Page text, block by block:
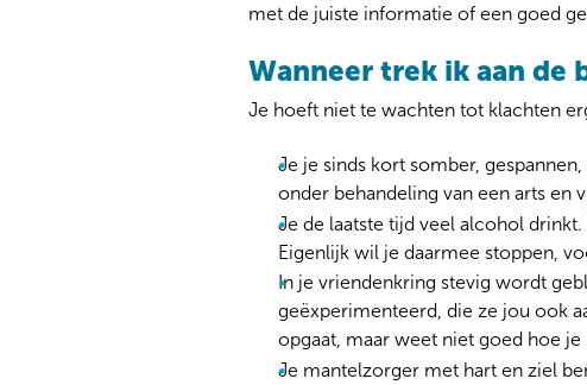
met de juiste informatie of een goed
Wanneer trek ik aan de
Je hoeft niet te wachten tot klachten
Je je sinds kort somber,
onder behandeling van een arts en
Je de laatste tijd veel alcohol
Eigenlijk wil je daarmee stoppen,
In je vriendenkring stevig wordt
geëxperimenteerd, die ze jou ook
opgaat, maar weet niet goed hoe
Je mantelzorger met hart en ziel